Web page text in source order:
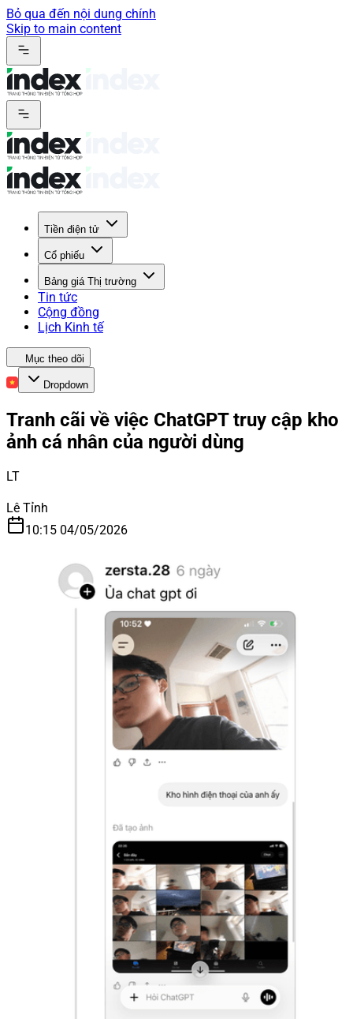
Bỏ qua đến nội dung chính
Skip to main content
Tiền điện tử
Cổ phiếu
Bảng giá Thị trường
Tin tức
Cộng đồng
Lịch Kinh tế
Mục theo dõi
Dropdown
Tranh cãi về việc ChatGPT truy cập kho
ảnh cá nhân của người dùng
LT
Lê Tỉnh
10:15 04/05/2026